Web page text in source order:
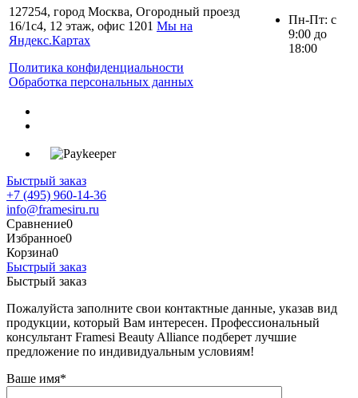
127254, город Москва, Огородный проезд
16/1с4, 12 этаж, офис 1201 Мы на
Яндекс.Картах
Политика конфиденциальности
Обработка персональных данных
Пн-Пт: с
9:00 до
18:00
Быстрый заказ
+7 (495) 960-14-36
info@framesiru.ru
Сравнение0
Избранное0
Корзина0
Быстрый заказ
Быстрый заказ
Пожалуйста заполните свои контактные данные, указав вид
продукции, который Вам интересен. Профессиональный
консультант Framesi Beauty Alliance подберет лучшие
предложение по индивидуальным условиям!
Ваше имя*